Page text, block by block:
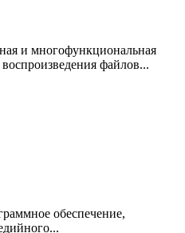
и многофункциональная
файлов...
обеспечение,